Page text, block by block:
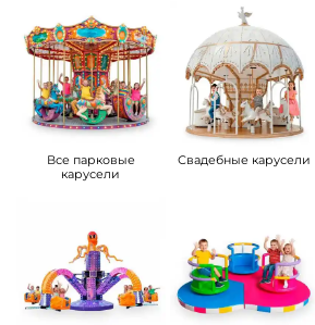
Все парковые
карусели
Свадебные карусели